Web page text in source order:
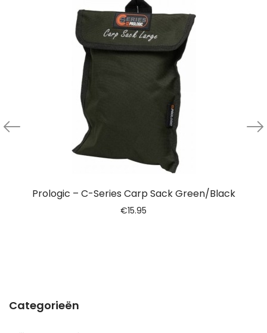
Prologic – C-Series Carp Sack Green/Black
€15.95
Categorieën